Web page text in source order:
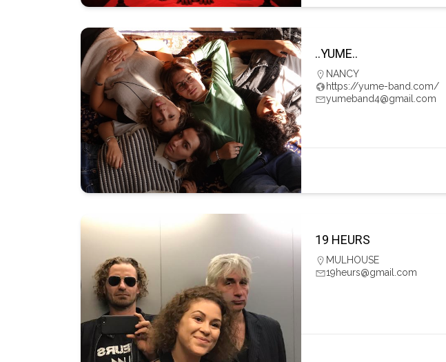
..YUME..
NANCY
https://yume-band.com/
yumeband4@gmail.com
19 HEURS
MULHOUSE
19heurs@gmail.com